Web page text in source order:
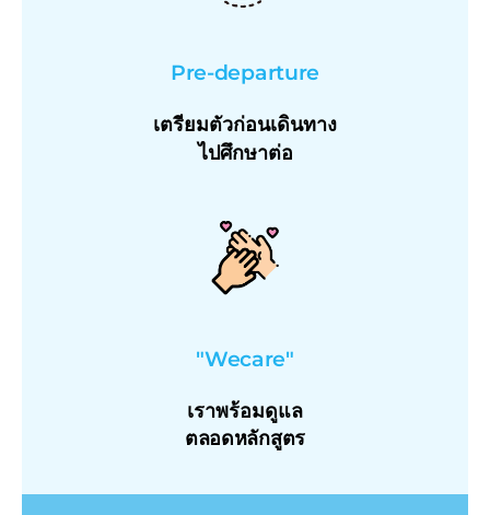
Pre-departure
เตรียมตัวก่อนเดินทาง
ไปศึกษาต่อ
"Wecare"
เราพร้อมดูแล
ตลอดหลักสูตร